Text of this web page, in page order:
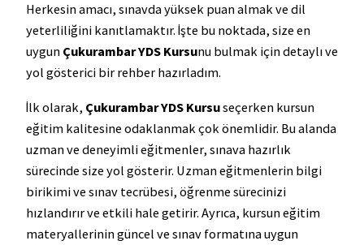
Herkesin amacı, sınavda yüksek puan almak ve dil
yeterliliğini kanıtlamaktır. İşte bu noktada, size en
uygun Çukurambar YDS Kursunu bulmak için detaylı ve
yol gösterici bir rehber hazırladım.
İlk olarak, Çukurambar YDS Kursuseçerken kursun
eğitim kalitesine odaklanmak çok önemlidir. Bu alanda
uzman ve deneyimli eğitmenler, sınava hazırlık
sürecinde size yol gösterir. Uzman eğitmenlerin bilgi
birikimi ve sınav tecrübesi, öğrenme sürecinizi
hızlandırır ve etkili hale getirir. Ayrıca, kursun eğitim
materyallerinin güncel ve sınav formatına uygun